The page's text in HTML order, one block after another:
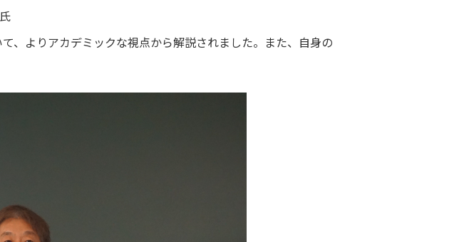
、よりアカデミックな視点から解説されました。また、自身の